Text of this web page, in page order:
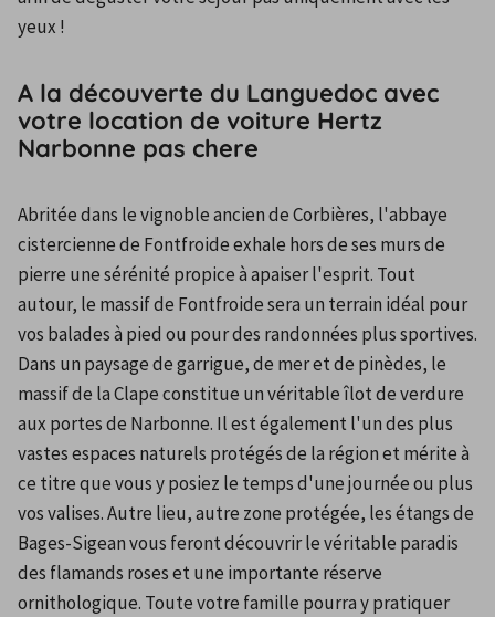
yeux !
A la découverte du Languedoc avec
votre location de voiture Hertz
Narbonne pas chere
Abritée dans le vignoble ancien de Corbières, l'abbaye
cistercienne de Fontfroide exhale hors de ses murs de
pierre une sérénité propice à apaiser l'esprit. Tout
autour, le massif de Fontfroide sera un terrain idéal pour
vos balades à pied ou pour des randonnées plus sportives.
Dans un paysage de garrigue, de mer et de pinèdes, le
massif de la Clape constitue un véritable îlot de verdure
aux portes de Narbonne. Il est également l'un des plus
vastes espaces naturels protégés de la région et mérite à
ce titre que vous y posiez le temps d'une journée ou plus
vos valises. Autre lieu, autre zone protégée, les étangs de
Bages-Sigean vous feront découvrir le véritable paradis
des flamands roses et une importante réserve
ornithologique. Toute votre famille pourra y pratiquer